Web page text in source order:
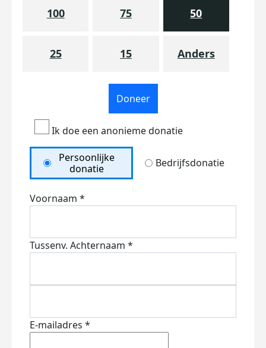
100 75 50
25 15 Anders
Doneer
Ik doe een anonieme donatie
Persoonlijke
donatie
Bedrijfsdonatie
Voornaam *
Tussenv. Achternaam *
E-mailadres *